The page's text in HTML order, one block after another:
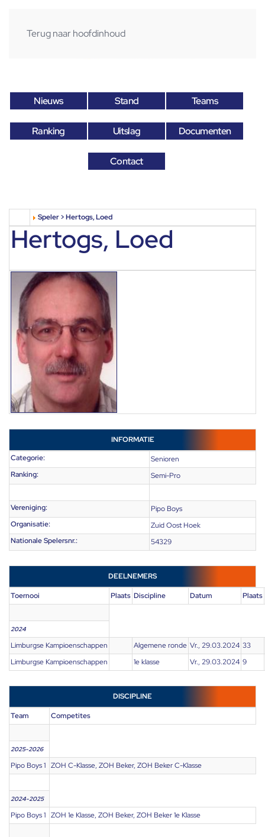
Terug naar hoofdinhoud
Nieuws Stand Teams
Ranking Uitslag Documenten
Contact
Speler > Hertogs, Loed
Hertogs, Loed
INFORMATIE
Categorie:
Senioren
Ranking:
Semi-Pro
Vereniging:
Pipo Boys
Organisatie:
Zuid Oost Hoek
Nationale Spelersnr.:
54329
DEELNEMERS
Toernooi Plaats Discipline Datum Plaats
2024
Limburgse Kampioenschappen Algemene ronde Vr., 29.03.2024 33
Limburgse Kampioenschappen
1e klasse Vr., 29.03.2024 9
DISCIPLINE
Team Competites
2025-2026
Pipo Boys 1 ZOH C-Klasse, ZOH Beker, ZOH Beker C-Klasse
2024-2025
Pipo Boys 1 ZOH 1e Klasse, ZOH Beker, ZOH Beker 1e Klasse